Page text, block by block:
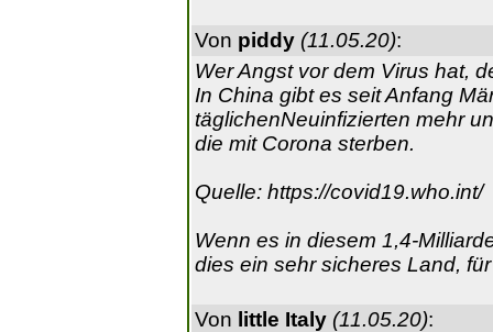
Von piddy (11.05.20):
Wer Angst vor dem Virus hat,
In China gibt es seit Anfang
täglichenNeuinfizierten mehr
die mit Corona sterben.
Quelle: https://covid19.who.int/
Wenn es in diesem 1,4-
dies ein sehr sicheres Land,
Von little Italy (11.05.20):